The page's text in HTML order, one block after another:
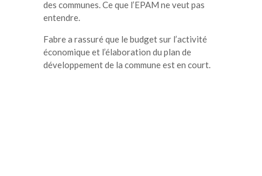
des communes. Ce que l’EPAM ne veut pas
entendre.
Fabre a rassuré que le budget sur l’activité
économique et l’élaboration du plan de
développement de la commune est en court.